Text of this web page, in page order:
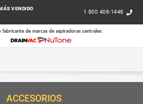
VENDIDO
1 800 408-1448
fabricante de marcas de aspiradoras centrales:
ACCESORIOS